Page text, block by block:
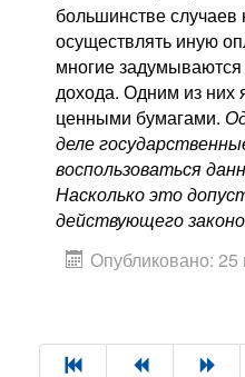
большинстве случаев
осуществлять иную
многие
дохода. Одним из них
ценными бумагами.
деле
воспользоваться
Насколько это
действующего
Опубликовано: